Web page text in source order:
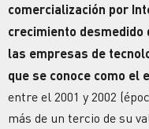
comercialización por
crecimiento desmedido
las empresas de
que se conoce como el
entre el 2001 y 2002
más de un tercio de su